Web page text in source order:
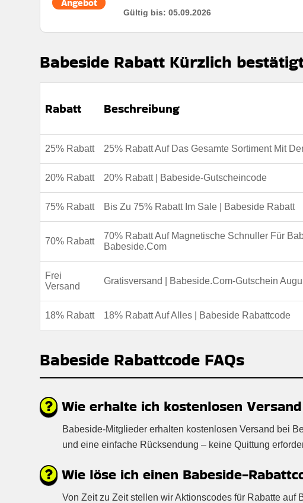
Kumulierbar:
Angebot
Gültig bis: 05.09.2026
Berechtigung:Nur Neukunden
Kumulierbar:Kombiniert mit anderen Aktionen
Bedingungen:Weitere informationen finden sie in den
Babeside Rabatt Kürzlich
Rabatt Beschreibung
25% Rabatt 25% Rabatt Auf Das Gesamte Sortiment Mit
20% Rabatt 20% Rabatt | Babeside-Gutscheincode
75% Rabatt Bis Zu 75% Rabatt Im Sale | Babeside Rabatt
70% Rabatt
70% Rabatt Auf Magnetische Schnuller Für
Babeside.Com
Frei
Versand
Gratisversand | Babeside.Com-Gutschein
18% Rabatt 18% Rabatt Auf Alles | Babeside Rabattcode
Babeside Rabattcode FAQs
Wie erhalte ich kostenlosen
Babeside-Mitglieder erhalten kostenlosen Versand bei
und eine einfache Rücksendung – keine Quittung
Wie löse ich einen Babeside-
Von Zeit zu Zeit stellen wir Aktionscodes für Rabatte